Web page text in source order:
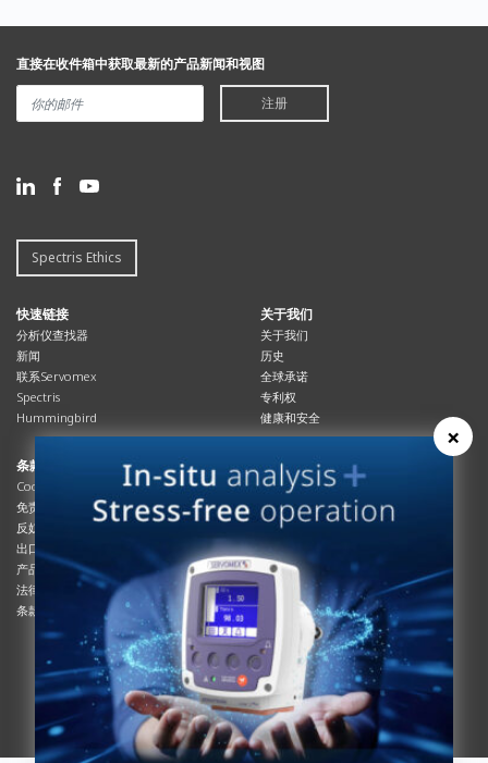
直接在收件箱中获取最新的产品新闻和视图
注册
Spectris Ethics
快速链接
分析仪查找器
新闻
联系Servomex
Spectris
Hummingbird
关于我们
关于我们
历史
全球承诺
专利权
健康和安全
条款与合规
Cookies政策
免责声明
反奴隶制立法
出口管制
产品合规
法律和隐私声明
条款及细则
资源资源
总览
杂志
系统信息
产品手册
说明书
服务信息
白皮书
条款和条件
工艺手册
互动杂志
×